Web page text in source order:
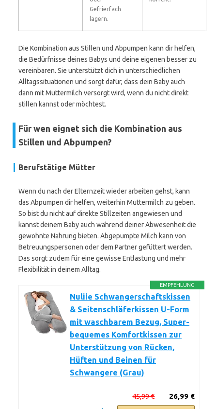
Gefrierfach
lagern.
Die Kombination aus Stillen und Abpumpen kann dir helfen,
die Bedürfnisse deines Babys und deine eigenen besser zu
vereinbaren. Sie unterstützt dich in unterschiedlichen
Alltagssituationen und sorgt dafür, dass dein Baby auch
dann mit Muttermilch versorgt wird, wenn du nicht direkt
stillen kannst oder möchtest.
Für wen eignet sich die Kombination aus
Stillen und Abpumpen?
Berufstätige Mütter
Wenn du nach der Elternzeit wieder arbeiten gehst, kann
das Abpumpen dir helfen, weiterhin Muttermilch zu geben.
So bist du nicht auf direkte Stillzeiten angewiesen und
kannst deinem Baby auch während deiner Abwesenheit die
gewohnte Nahrung bieten. Abgepumpte Milch kann von
Betreuungspersonen oder dem Partner gefüttert werden.
Das sorgt zudem für eine gewisse Entlastung und mehr
Flexibilität in deinem Alltag.
EMPFEHLUNG
Nuliie Schwangerschaftskissen
& Seitenschläferkissen U-Form
mit waschbarem Bezug, Super-
bequemes Komfortkissen zur
Unterstützung von Rücken,
Hüften und Beinen für
Schwangere (Grau)
26,99 €
45,99 €